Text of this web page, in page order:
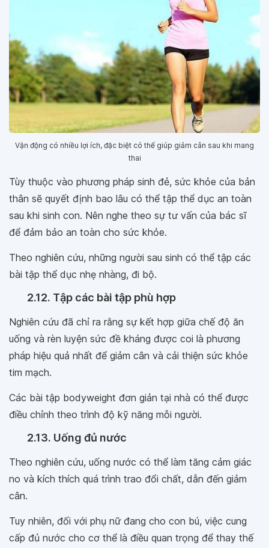
Vận động có nhiều lợi ích, đặc biệt có thể giúp giảm cân sau khi mang
thai
Tùy thuộc vào phương pháp sinh đẻ, sức khỏe của bản
thân sẽ quyết định bao lâu có thể tập thể dục an toàn
sau khi sinh con. Nên nghe theo sự tư vấn của bác sĩ
để đảm bảo an toàn cho sức khỏe.
Theo nghiên cứu, những người sau sinh có thể tập các
bài tập thể dục nhẹ nhàng, đi bộ.
2.12. Tập các bài tập phù hợp
Nghiên cứu đã chỉ ra rằng sự kết hợp giữa chế độ ăn
uống và rèn luyện sức đề kháng được coi là phương
pháp hiệu quả nhất để giảm cân và cải thiện sức khỏe
tim mạch.
Các bài tập bodyweight đơn giản tại nhà có thể được
điều chỉnh theo trình độ kỹ năng mỗi người.
2.13. Uống đủ nước
Theo nghiên cứu, uống nước có thể làm tăng cảm giác
no và kích thích quá trình trao đổi chất, dẫn đến giảm
cân.
Tuy nhiên, đối với phụ nữ đang cho con bú, việc cung
cấp đủ nước cho cơ thể là điều quan trọng để thay thế